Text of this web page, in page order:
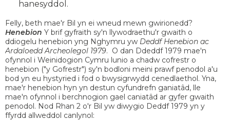
hanesyddol.
Felly, beth mae'r Bil yn ei wneud mewn gwirionedd?
Henebion Y brif gyfraith sy'n llywodraethu'r gwaith o
ddiogelu henebion yng Nghymru yw Deddf Henebion ac
Ardaloedd Archeolegol 1979. O dan Ddeddf 1979 mae'n
ofynnol i Weinidogion Cymru lunio a chadw cofrestr o
henebion ("y Gofrestr") sy'n bodloni meini prawf penodol a'u
bod yn eu hystyried i fod o bwysigrwydd cenedlaethol. Yna,
mae'r henebion hyn yn destun cyfundrefn ganiatâd, lle
mae'n ofynnol i berchnogion gael caniatâd ar gyfer gwaith
penodol. Nod Rhan 2 o'r Bil yw diwygio Deddf 1979 yn y
ffyrdd allweddol canlynol: